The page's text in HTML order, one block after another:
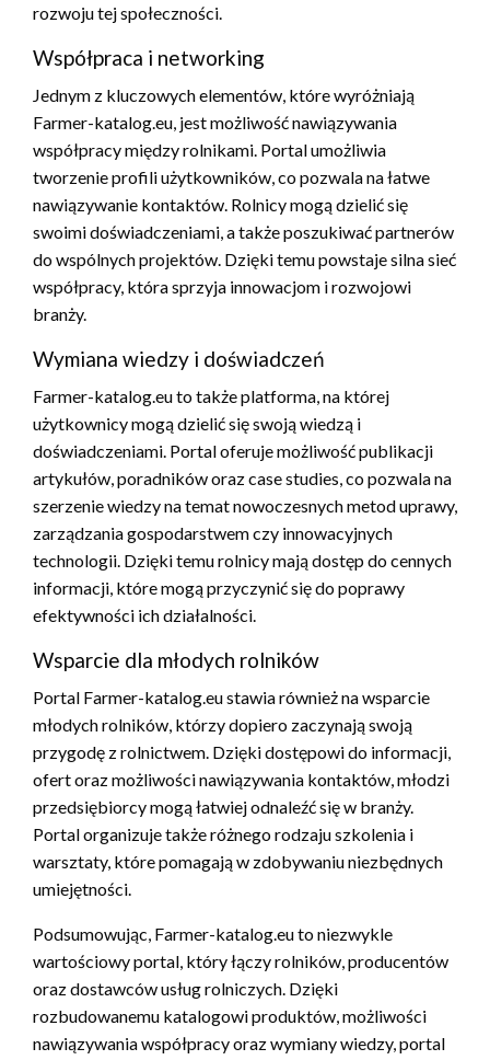
rozwoju tej społeczności.
Współpraca i networking
Jednym z kluczowych elementów, które wyróżniają
Farmer-katalog.eu, jest możliwość nawiązywania
współpracy między rolnikami. Portal umożliwia
tworzenie profili użytkowników, co pozwala na łatwe
nawiązywanie kontaktów. Rolnicy mogą dzielić się
swoimi doświadczeniami, a także poszukiwać partnerów
do wspólnych projektów. Dzięki temu powstaje silna sieć
współpracy, która sprzyja innowacjom i rozwojowi
branży.
Wymiana wiedzy i doświadczeń
Farmer-katalog.eu to także platforma, na której
użytkownicy mogą dzielić się swoją wiedzą i
doświadczeniami. Portal oferuje możliwość publikacji
artykułów, poradników oraz case studies, co pozwala na
szerzenie wiedzy na temat nowoczesnych metod uprawy,
zarządzania gospodarstwem czy innowacyjnych
technologii. Dzięki temu rolnicy mają dostęp do cennych
informacji, które mogą przyczynić się do poprawy
efektywności ich działalności.
Wsparcie dla młodych rolników
Portal Farmer-katalog.eu stawia również na wsparcie
młodych rolników, którzy dopiero zaczynają swoją
przygodę z rolnictwem. Dzięki dostępowi do informacji,
ofert oraz możliwości nawiązywania kontaktów, młodzi
przedsiębiorcy mogą łatwiej odnaleźć się w branży.
Portal organizuje także różnego rodzaju szkolenia i
warsztaty, które pomagają w zdobywaniu niezbędnych
umiejętności.
Podsumowując, Farmer-katalog.eu to niezwykle
wartościowy portal, który łączy rolników, producentów
oraz dostawców usług rolniczych. Dzięki
rozbudowanemu katalogowi produktów, możliwości
nawiązywania współpracy oraz wymiany wiedzy, portal